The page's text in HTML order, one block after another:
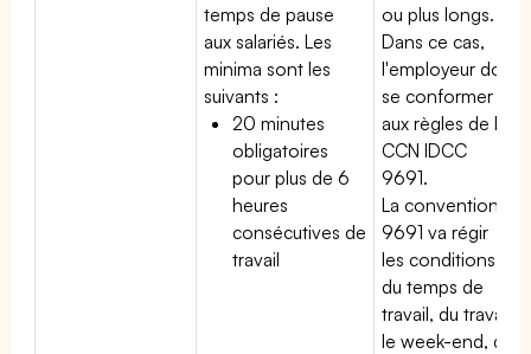
temps de pause
aux salariés. Les
minima sont les
suivants :
20 minutes
obligatoires
pour plus de 6
heures
consécutives de
travail
ou plus longs.
Dans ce cas,
l'employeur doit
se conformer
aux règles de la
CCN IDCC
9691.
La convention
9691 va régir
les conditions
du temps de
travail, du travail
le week-end, du